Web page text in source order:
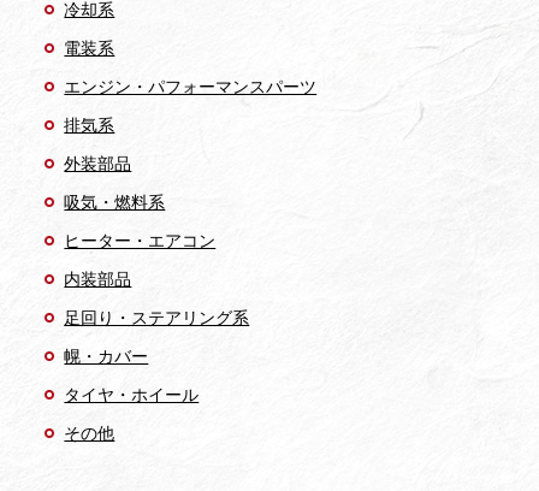
冷却系
電装系
エンジン・パフォーマンスパーツ
排気系
外装部品
吸気・燃料系
ヒーター・エアコン
内装部品
足回り・ステアリング系
幌・カバー
タイヤ・ホイール
その他